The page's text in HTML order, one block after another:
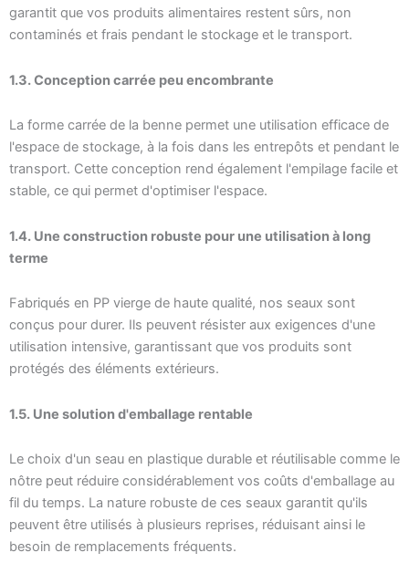
garantit que vos produits alimentaires restent sûrs, non
contaminés et frais pendant le stockage et le transport.
1.3. Conception carrée peu encombrante
La forme carrée de la benne permet une utilisation efficace de
l'espace de stockage, à la fois dans les entrepôts et pendant le
transport. Cette conception rend également l'empilage facile et
stable, ce qui permet d'optimiser l'espace.
1.4. Une construction robuste pour une utilisation à long
terme
Fabriqués en PP vierge de haute qualité, nos seaux sont
conçus pour durer. Ils peuvent résister aux exigences d'une
utilisation intensive, garantissant que vos produits sont
protégés des éléments extérieurs.
1.5. Une solution d'emballage rentable
Le choix d'un seau en plastique durable et réutilisable comme le
nôtre peut réduire considérablement vos coûts d'emballage au
fil du temps. La nature robuste de ces seaux garantit qu'ils
peuvent être utilisés à plusieurs reprises, réduisant ainsi le
besoin de remplacements fréquents.